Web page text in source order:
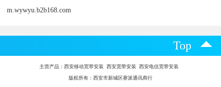
m.wywyu.b2b168.com
Top
主营产品： 西安移动宽带安装 西安宽带安装 西安电信宽带安装
版权所有：西安市新城区赛派通讯商行